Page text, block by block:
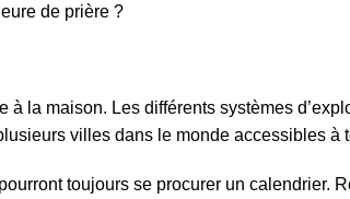
de prière ?
à la maison. Les différents systèmes
villes dans le monde accessibles à
toujours se procurer un calendrier.